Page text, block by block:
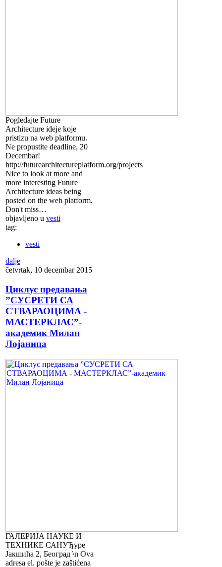
Pogledajte Future
Architecture ideje koje
pristizu na web platformu.
Ne propustite deadline, 20
Decembar!
http://futurearchitectureplatform.org/projects
Nice to look at more and
more interesting Future
Architecture ideas being
posted on the web platform.
Don't miss…
objavljeno u vesti
tag:
vesti
dalje
četvrtak, 10 decembar 2015
Циклус предавања
”СУСРЕТИ СА
СТВАРАОЦИМА -
МАСТЕРКЛАС”-
академик Милан
Лојаница
ГАЛЕРИЈА НАУКЕ И
ТЕХНИКЕ САНУЂуре
Јакшића 2, Београд \n Ova
adresa el. pošte je zaštićena